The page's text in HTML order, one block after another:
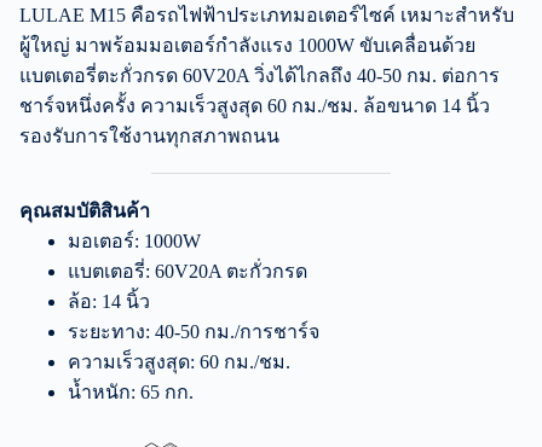
LULAE M15 คือรถไฟฟ้าประเภทมอเตอร์ไซค์ เหมาะสำหรับ
ผู้ใหญ่ มาพร้อมมอเตอร์กำลังแรง 1000W ขับเคลื่อนด้วย
แบตเตอรี่ตะกั่วกรด 60V20A วิ่งได้ไกลถึง 40-50 กม. ต่อการ
ชาร์จหนึ่งครั้ง ความเร็วสูงสุด 60 กม./ชม. ล้อขนาด 14 นิ้ว
รองรับการใช้งานทุกสภาพถนน
คุณสมบัติสินค้า
มอเตอร์: 1000W
แบตเตอรี่: 60V20A ตะกั่วกรด
ล้อ: 14 นิ้ว
ระยะทาง: 40-50 กม./การชาร์จ
ความเร็วสูงสุด: 60 กม./ชม.
น้ำหนัก: 65 กก.